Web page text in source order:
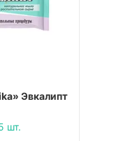
Эвкалипт
шт.